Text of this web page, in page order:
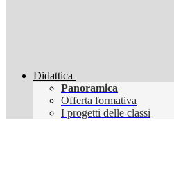
Didattica
Panoramica
Offerta formativa
I progetti delle classi